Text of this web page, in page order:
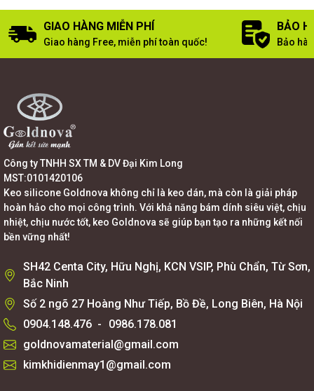
GIAO HÀNG MIỄN PHÍ
Giao hàng Free, miễn phí toàn quốc!
BẢO
Bảo
Công ty TNHH SX TM & DV Đại Kim Long
MST:0101420106
Keo silicone Goldnova không chỉ là keo dán, mà còn là giải pháp
hoàn hảo cho mọi công trình. Với khả năng bám dính siêu việt, chịu
nhiệt, chịu nước tốt, keo Goldnova sẽ giúp bạn tạo ra những kết nối
bền vững nhất!
SH42 Centa City, Hữu Nghị, KCN VSIP, Phù Chẩn, Từ Sơn,
Bắc Ninh
Số 2 ngõ 27 Hoàng Như Tiếp, Bồ Đề, Long Biên, Hà Nội
0904.148.476 -
0986.178.081
goldnovamaterial@gmail.com
kimkhidienmay1@gmail.com